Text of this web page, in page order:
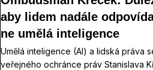
aby lidem nadále
ne umělá inteligence
Umělá inteligence (AI) a lidská práva
veřejného ochránce práv Stanislava